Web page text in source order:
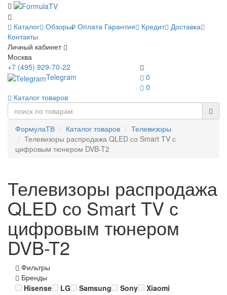
Каталог Обзоры Оплата Гарантия Кредит Доставка
Контакты
Личный кабинет
Москва
0
0
+7 (495) 929-70-22
Telegram
Каталог товаров
ФормулаТВ Каталог товаров
Телевизоры
Телевизоры распродажа QLED со Smart TV с
цифровым тюнером DVB-T2
Телевизоры распродажа
QLED со Smart TV с
цифровым тюнером
DVB-T2
Фильтры
Бренды
Hisense
LG Samsung Sony
Xiaomi